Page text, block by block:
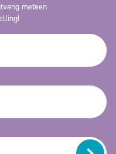
meteen